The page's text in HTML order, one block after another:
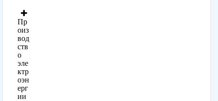
Пр
оиз
вод
ств
о
эле
ктр
оэн
ерг
ии